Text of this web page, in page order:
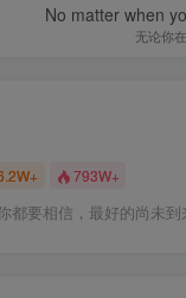
No matter when
无论你
793W+
都要相信，最好的尚未到